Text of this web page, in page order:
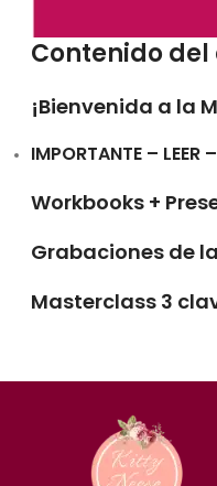
Contenido del
¡Bienvenida a la
IMPORTANTE –
Workbooks +
Grabaciones de
Masterclass 3